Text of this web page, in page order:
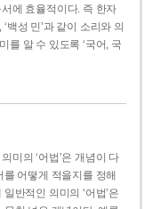
에 효율적이다. 즉 한자
‘백성 민’과 같이 소리와 의
를 알 수 있도록 ‘국어, 국
미의 ‘어법’은 개념이 다
를 어떻게 적을지를 정해
반적인 의미의 ‘어법’은